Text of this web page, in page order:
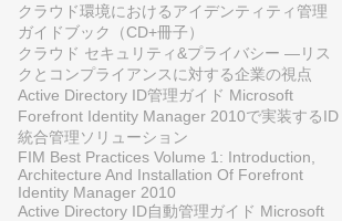
クラウド環境におけるアイデンティティ管理
ガイドブック（CD+冊子）
クラウド セキュリティ&プライバシー ―リス
クとコンプライアンスに対する企業の視点
Active Directory ID管理ガイド Microsoft
Forefront Identity Manager 2010で実装するID
統合管理ソリューション
FIM Best Practices Volume 1: Introduction,
Architecture And Installation Of Forefront
Identity Manager 2010
Active Directory ID自動管理ガイド Microsoft